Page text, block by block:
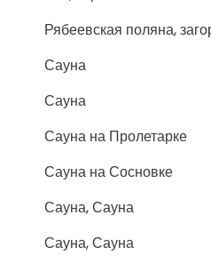
Рябеевская поляна,
Сауна
Сауна
Сауна на Пролетарке
Сауна на Сосновке
Сауна, Сауна
Сауна, Сауна